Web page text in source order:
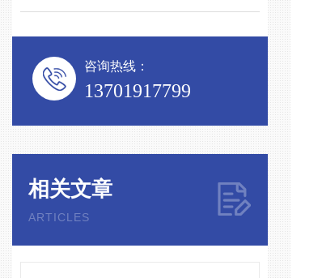
咨询热线：
13701917799
相关文章
ARTICLES